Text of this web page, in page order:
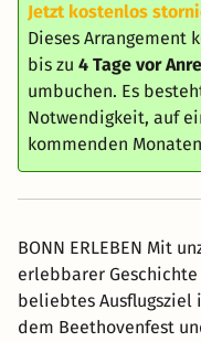
Jetzt kostenlos
Dieses Arrangement
bis zu 4 Tage vor
umbuchen. Es
Notwendigkeit, auf
kommenden
BONN ERLEBEN Mit
erlebbarer
beliebtes Ausflugsziel
dem Beethovenfest